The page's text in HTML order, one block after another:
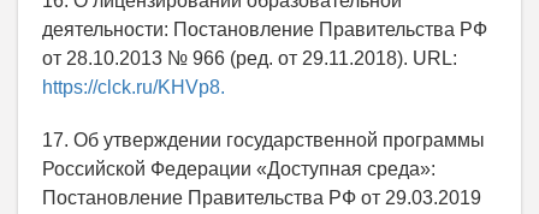
деятельности: Постановление Правительства РФ
от 28.10.2013 № 966 (ред. от 29.11.2018). URL:
https://clck.ru/KHVp8.
17. Об утверждении государственной программы
Российской Федерации «Доступная среда»:
Постановление Правительства РФ от 29.03.2019